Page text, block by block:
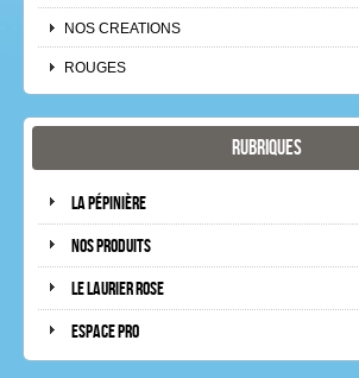
NOS CREATIONS
ROUGES
Rubriques
La pépinière
Nos produits
Le laurier rose
Espace pro